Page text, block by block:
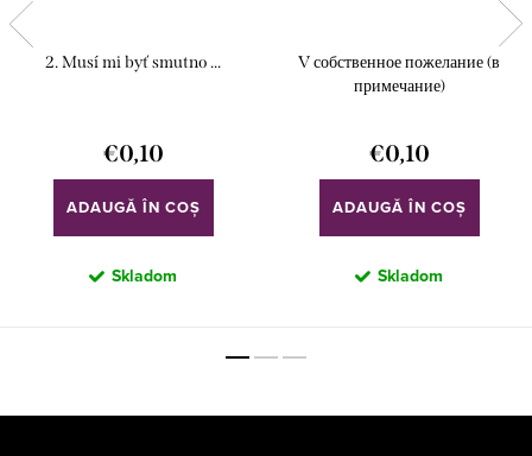
2. Musí mi byť smutno ...
€0,10
ADAUGĂ ÎN COŞ
Skladom
V собственное пожелание (в
примечание)
€0,10
ADAUGĂ ÎN COŞ
Skladom